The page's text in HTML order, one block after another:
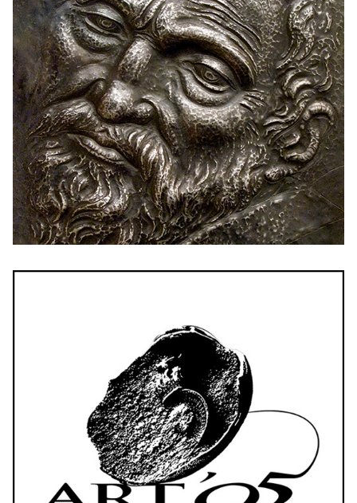
KEZDETEK
ART ’95 BT. – MEGRENDELÉSRE KÉSZÜLT
ALKOTÁSOK